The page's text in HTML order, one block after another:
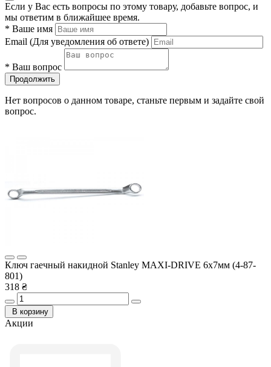
Если у Вас есть вопросы по этому товару, добавьте вопрос, и
мы ответим в ближайшее время.
* Ваше имя
Email (Для уведомления об ответе)
* Ваш вопрос
Продолжить
Нет вопросов о данном товаре, станьте первым и задайте свой
вопрос.
Ключ гаечный накидной Stanley MAXI-DRIVE 6х7мм (4-87-
801)
318 ₴
В корзину
Акции